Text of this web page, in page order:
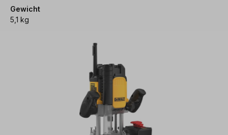
Gewicht
5,1 kg